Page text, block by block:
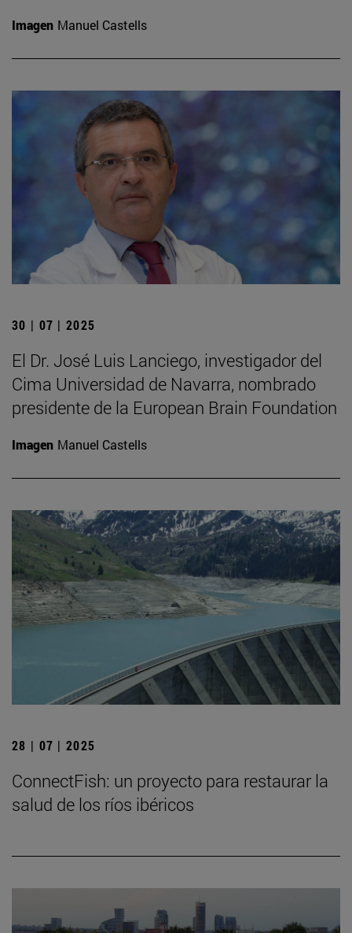
Imagen Manuel Castells
30 | 07 | 2025
El Dr. José Luis Lanciego, investigador del
Cima Universidad de Navarra, nombrado
presidente de la European Brain Foundation
Imagen Manuel Castells
28 | 07 | 2025
ConnectFish: un proyecto para restaurar la
salud de los ríos ibéricos